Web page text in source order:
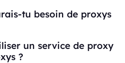
tu besoin de proxys
un service de proxy
?